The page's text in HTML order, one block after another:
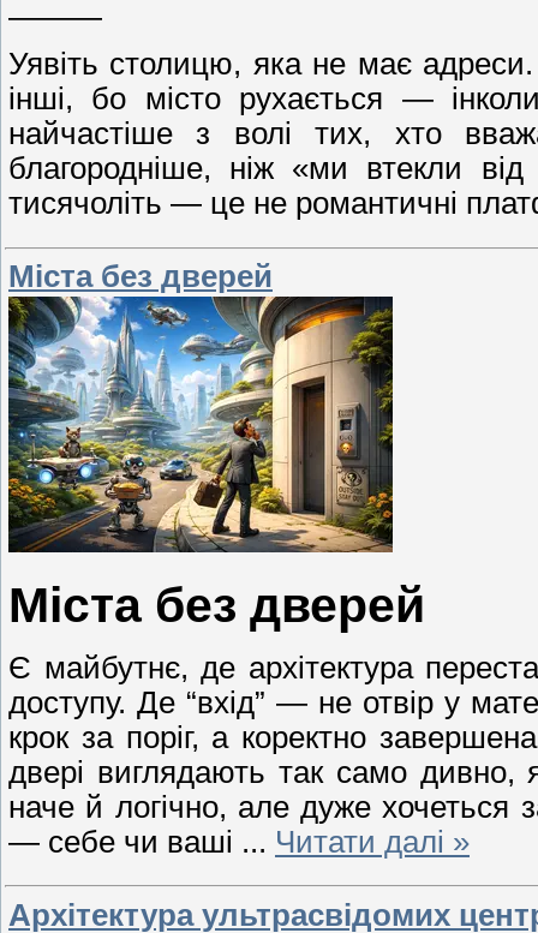
———
Уявіть столицю, яка не має
інші, бо місто рухається —
найчастіше з волі тих, хто
благородніше, ніж «ми втекли
тисячоліть — це не романтичні
Міста без дверей
Міста без дверей
Є майбутнє, де архітектура
доступу. Де “вхід” — не отвір у
крок за поріг, а коректно
двері виглядають так само дивно,
наче й логічно, але дуже хочеться
— себе чи ваші ... Читати далі »
Архітектура ультрасвідомих